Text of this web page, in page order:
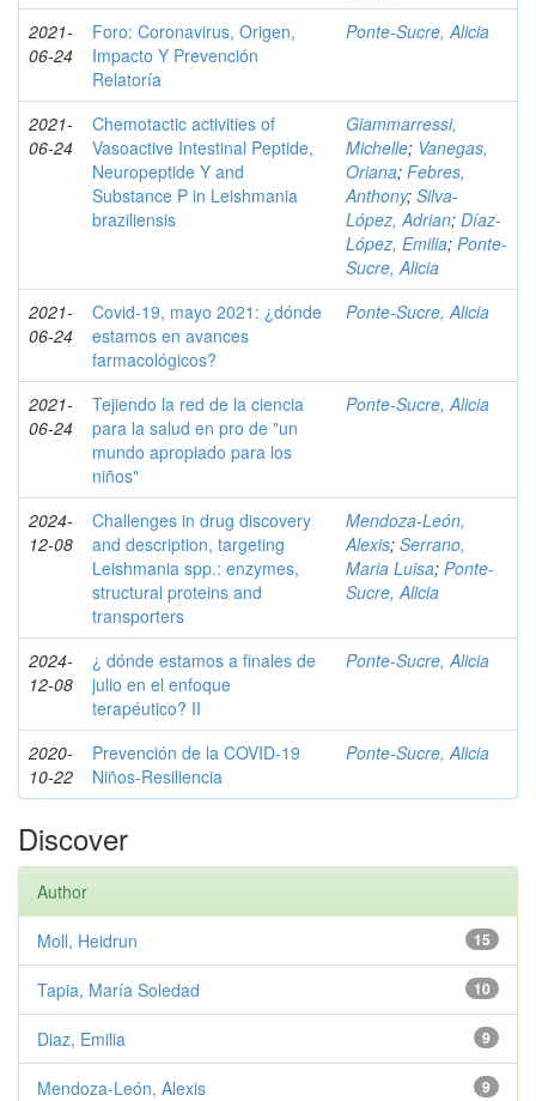
2021-
06-24
Foro: Coronavirus, Origen,
Impacto Y Prevención
Relatoría
Ponte-Sucre, Alicia
2021-
06-24
Chemotactic activities of
Vasoactive Intestinal Peptide,
Neuropeptide Y and
Substance P in Leishmania
braziliensis
Giammarressi,
Michelle; Vanegas,
Oriana; Febres,
Anthony; Silva-
López, Adrian; Díaz-
López, Emilia; Ponte-
Sucre, Alicia
2021-
06-24
Covid-19, mayo 2021: ¿dónde
estamos en avances
farmacológicos?
Ponte-Sucre, Alicia
2021-
06-24
Tejiendo la red de la ciencia
para la salud en pro de "un
mundo apropiado para los
niños"
Ponte-Sucre, Alicia
2024-
12-08
Challenges in drug discovery
and description, targeting
Leishmania spp.: enzymes,
structural proteins and
transporters
Mendoza-León,
Alexis; Serrano,
Maria Luisa; Ponte-
Sucre, Alicia
2024-
12-08
¿ dónde estamos a finales de
julio en el enfoque
terapéutico? II
Ponte-Sucre, Alicia
2020-
10-22
Prevención de la COVID-19
Niños-Resiliencia
Ponte-Sucre, Alicia
Discover
Author
15
Moll, Heidrun
10
Tapia, María Soledad
9
Diaz, Emilia
9
Mendoza-León, Alexis